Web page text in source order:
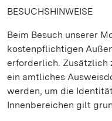
BESUCHSHINWEISE
Beim Besuch unserer
kostenpflichtigen
erforderlich. Zusätzlich
ein amtliches
werden, um die
Innenbereichen gilt